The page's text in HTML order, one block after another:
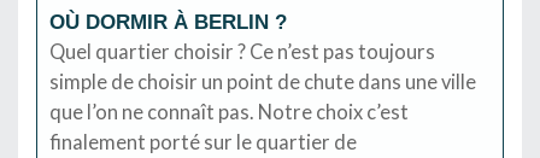
OÙ DORMIR À BERLIN ?
Quel quartier choisir ? Ce n’est pas toujours
simple de choisir un point de chute dans une ville
que l’on ne connaît pas. Notre choix c’est
finalement porté sur le quartier de